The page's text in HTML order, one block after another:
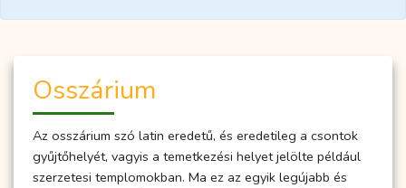
Osszárium
Az osszárium szó latin eredetű, és eredetileg a csontok
gyűjtőhelyét, vagyis a temetkezési helyet jelölte például
szerzetesi templomokban. Ma ez az egyik legújabb és